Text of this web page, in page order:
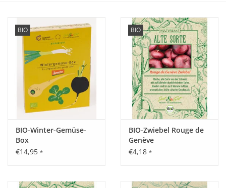
Mai
Juli
August
September
Oktober
November
Dezember
BIO
BIO-Winter-Gemüse-
Box
€14,95 *
BIO
BIO-Zwiebel Rouge de
Genève
€4,18 *